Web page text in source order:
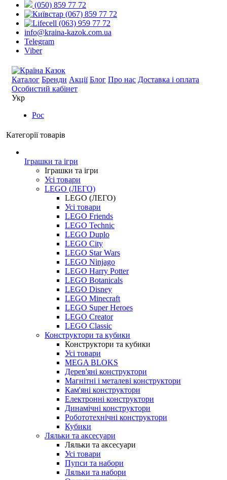
(050) 859 77 72
(067) 859 77 72
(063) 959 77 72
info@kraina-kazok.com.ua
Telegram
Viber
Каталог Бренди Акції Блог Про нас Доставка і оплата
Особистий кабінет
Укр
Рос
Категорії товарів
Іграшки та ігри
Іграшки та ігри
Усі товари
LEGO (ЛЕГО)
LEGO (ЛЕГО)
Усі товари
LEGO Friends
LEGO Technic
LEGO Duplo
LEGO City
LEGO Star Wars
LEGO Ninjago
LEGO Harry Potter
LEGO Botanicals
LEGO Disney
LEGO Minecraft
LEGO Super Heroes
LEGO Creator
LEGO Classic
Конструктори та кубики
Конструктори та кубики
Усі товари
MEGA BLOKS
Дерев'яні конструктори
Магнітні і металеві конструктори
Кам'яні конструктори
Електронні конструктори
Динамічні конструктори
Робототехнічні конструктори
Кубики
Ляльки та аксесуари
Ляльки та аксесуари
Усі товари
Пупси та набори
Ляльки та набори